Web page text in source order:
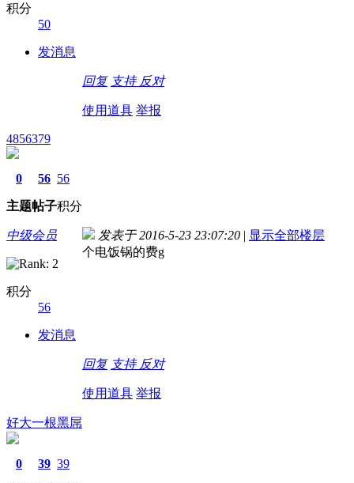
积分
50
发消息
回复 支持 反对
使用道具 举报
4856379
0
主题
56
帖子
56
积分
中级会员
积分
56
发消息
发表于 2016-5-23 23:07:20 | 显示全部楼层
个电饭锅的费g
回复 支持 反对
使用道具 举报
好大一根黑屌
0 39 39